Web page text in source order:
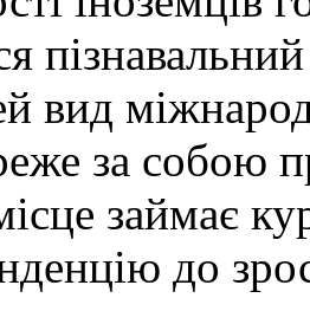
вид
за собою
займає
до